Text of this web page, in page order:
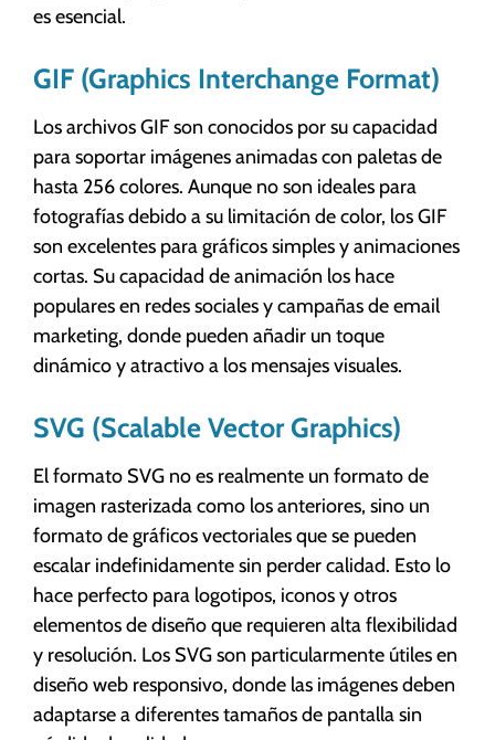
es esencial.
GIF (Graphics Interchange Format)
Los archivos GIF son conocidos por su capacidad
para soportar imágenes animadas con paletas de
hasta 256 colores. Aunque no son ideales para
fotografías debido a su limitación de color, los GIF
son excelentes para gráficos simples y animaciones
cortas. Su capacidad de animación los hace
populares en redes sociales y campañas de email
marketing, donde pueden añadir un toque
dinámico y atractivo a los mensajes visuales.
SVG (Scalable Vector Graphics)
El formato SVG no es realmente un formato de
imagen rasterizada como los anteriores, sino un
formato de gráficos vectoriales que se pueden
escalar indefinidamente sin perder calidad. Esto lo
hace perfecto para logotipos, iconos y otros
elementos de diseño que requieren alta flexibilidad
y resolución. Los SVG son particularmente útiles en
diseño web responsivo, donde las imágenes deben
adaptarse a diferentes tamaños de pantalla sin